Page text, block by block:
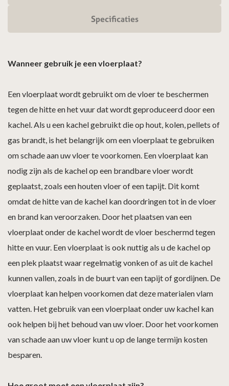
Specificaties
Wanneer gebruik je een vloerplaat?
Een vloerplaat wordt gebruikt om de vloer te beschermen
tegen de hitte en het vuur dat wordt geproduceerd door een
kachel. Als u een kachel gebruikt die op hout, kolen, pellets of
gas brandt, is het belangrijk om een vloerplaat te gebruiken
om schade aan uw vloer te voorkomen. Een vloerplaat kan
nodig zijn als de kachel op een brandbare vloer wordt
geplaatst, zoals een houten vloer of een tapijt. Dit komt
omdat de hitte van de kachel kan doordringen tot in de vloer
en brand kan veroorzaken. Door het plaatsen van een
vloerplaat onder de kachel wordt de vloer beschermd tegen
hitte en vuur. Een vloerplaat is ook nuttig als u de kachel op
een plek plaatst waar regelmatig vonken of as uit de kachel
kunnen vallen, zoals in de buurt van een tapijt of gordijnen. De
vloerplaat kan helpen voorkomen dat deze materialen vlam
vatten. Het gebruik van een vloerplaat onder uw kachel kan
ook helpen bij het behoud van uw vloer. Door het voorkomen
van schade aan uw vloer kunt u op de lange termijn kosten
besparen.